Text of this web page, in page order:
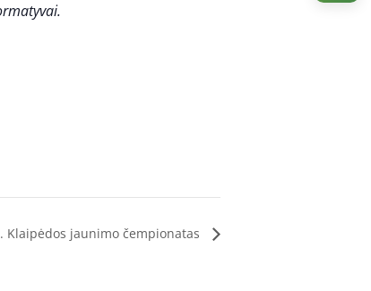
Klaipėdos jaunimo čempionatas